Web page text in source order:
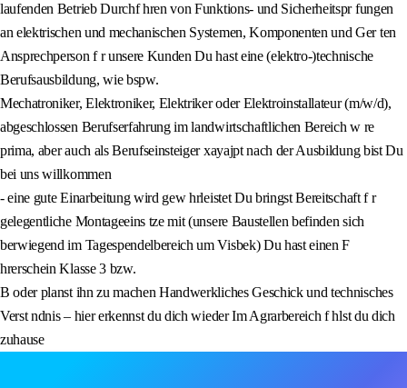
laufenden Betrieb Durchf hren von Funktions- und Sicherheitspr fungen
an elektrischen und mechanischen Systemen, Komponenten und Ger ten
Ansprechperson f r unsere Kunden Du hast eine (elektro-)technische
Berufsausbildung, wie bspw.
Mechatroniker, Elektroniker, Elektriker oder Elektroinstallateur (m/w/d),
abgeschlossen Berufserfahrung im landwirtschaftlichen Bereich w re
prima, aber auch als Berufseinsteiger xayajpt nach der Ausbildung bist Du
bei uns willkommen
- eine gute Einarbeitung wird gew hrleistet Du bringst Bereitschaft f r
gelegentliche Montageeins tze mit (unsere Baustellen befinden sich
berwiegend im Tagespendelbereich um Visbek) Du hast einen F
hrerschein Klasse 3 bzw.
B oder planst ihn zu machen Handwerkliches Geschick und technisches
Verst ndnis – hier erkennst du dich wieder Im Agrarbereich f hlst du dich
zuhause